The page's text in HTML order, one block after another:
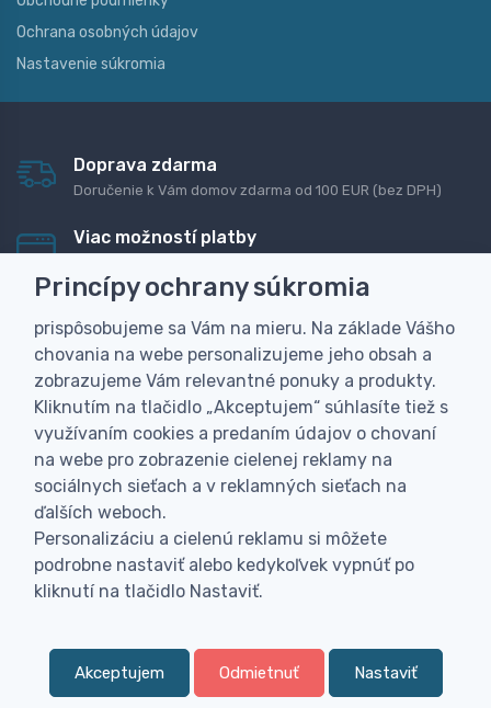
Ochrana osobných údajov
Nastavenie súkromia
Doprava zdarma
Doručenie k Vám domov zdarma od 100 EUR (bez DPH)
Viac možností platby
dobierku
Personalizácia
Vyrobíme Vám vlastný originálny darček
Skúsenosť
Široký sortiment, z ktorého Vám pomôžeme vybrať
0
Princípy ochrany súkromia
prispôsobujeme sa Vám na mieru. Na základe Vášho
chovania na webe personalizujeme jeho obsah a
zobrazujeme Vám relevantné ponuky a produkty.
Kliknutím na tlačidlo „Akceptujem“ súhlasíte tiež s
využívaním cookies a predaním údajov o chovaní
na webe pro zobrazenie cielenej reklamy na
sociálnych sieťach a v reklamných sieťach na
ďalších weboch.
Personalizáciu a cielenú reklamu si môžete
podrobne nastaviť alebo kedykoľvek vypnúť po
kliknutí na tlačidlo Nastaviť.
Akceptujem Odmietnuť Nastaviť